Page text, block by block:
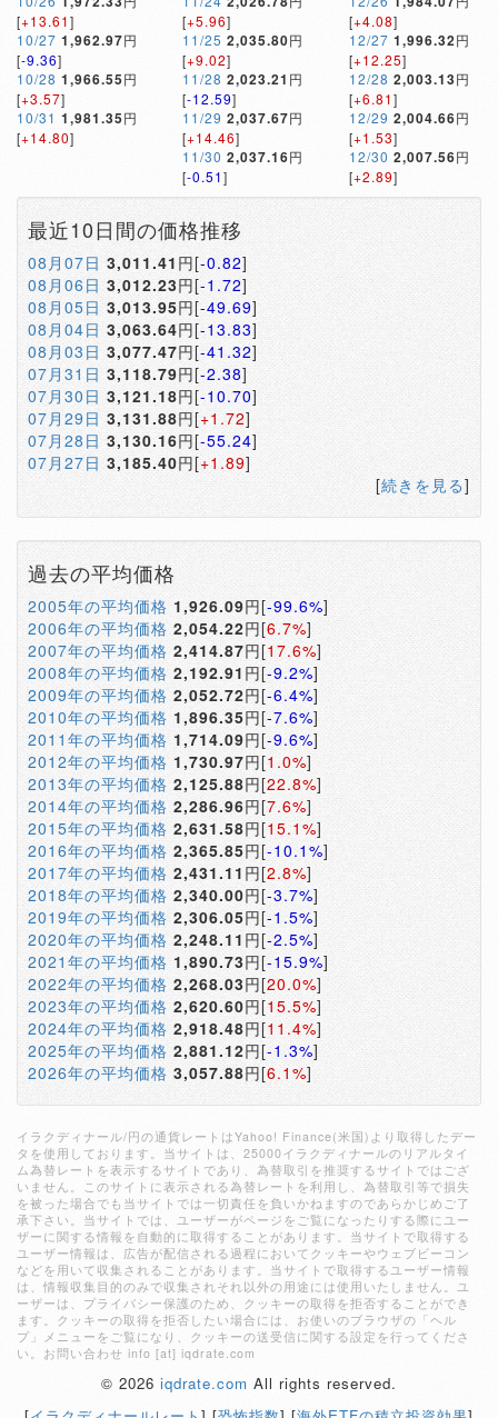
[+13.61]
10/27 1,962.97円
[-9.36]
10/28 1,966.55円
[+3.57]
10/31 1,981.35円
[+14.80]
[+5.96]
11/25 2,035.80円
[+9.02]
11/28 2,023.21 円
[-12.59]
11/29 2,037.67円
[+14.46]
11/30 2,037.16円
[-0.51]
[+4.08]
12/27 1,996.32円
[+12.25]
12/28 2,003.13円
[+6.81]
12/29 2,004.66円
[+1.53]
12/30 2,007.56円
[+2.89]
最近10日間の価格推移
08月07日 3,011.41 円[-0.82]
08月06日 3,012.23円[-1.72]
08月05日 3,013.95円[-49.69]
08月04日 3,063.64円[-13.83]
08月03日 3,077.47円[-41.32]
07月31日 3,118.79円[-2.38]
07月30日 3,121.18円[-10.70]
07月29日 3,131.88円[+1.72]
07月28日 3,130.16円[-55.24]
07月27日 3,185.40円[+1.89]
[続きを見る]
過去の平均価格
2005年の平均価格 1,926.09円[-99.6%]
2006年の平均価格 2,054.22円[6.7%]
2007年の平均価格 2,414.87円[17.6%]
2008年の平均価格 2,192.91 円[-9.2%]
2009年の平均価格 2,052.72円[-6.4%]
2010年の平均価格 1,896.35円[-7.6%]
2011年の平均価格 1,714.09円[-9.6%]
2012年の平均価格 1,730.97円[1.0%]
2013年の平均価格 2,125.88円[22.8%]
2014年の平均価格 2,286.96円[7.6%]
2015年の平均価格 2,631.58円[15.1%]
2016年の平均価格 2,365.85円[-10.1%]
2017年の平均価格 2,431.11 円[2.8%]
2018年の平均価格 2,340.00円[-3.7%]
2019年の平均価格 2,306.05円[-1.5%]
2020年の平均価格 2,248.11 円[-2.5%]
2021年の平均価格 1,890.73円[-15.9%]
2022年の平均価格 2,268.03円[20.0%]
2023年の平均価格 2,620.60円[15.5%]
2024年の平均価格 2,918.48円[11.4%]
2025年の平均価格 2,881.12円[-1.3%]
2026年の平均価格 3,057.88円[6.1%]
イラクディナール/円の通貨レートはYahoo! Finance(米国)より取得したデー
タを使用しております。当サイトは、25000イラクディナールのリアルタイ
ム為替レートを表示するサイトであり、為替取引を推奨するサイトではござ
いません。このサイトに表示される為替レートを利用し、為替取引等で損失
を被った場合でも当サイトでは一切責任を負いかねますのであらかじめご了
承下さい。当サイトでは、ユーザーがページをご覧になったりする際にユー
ザーに関する情報を自動的に取得することがあります。当サイトで取得する
ユーザー情報は、広告が配信される過程においてクッキーやウェブビーコン
などを用いて収集されることがあります。当サイトで取得するユーザー情報
は、情報収集目的のみで収集されそれ以外の用途には使用いたしません。ユ
ーザーは、プライバシー保護のため、クッキーの取得を拒否することができ
ます。クッキーの取得を拒否したい場合には、お使いのブラウザの「ヘル
プ」メニューをご覧になり、クッキーの送受信に関する設定を行ってくださ
い。お問い合わせ info [at] iqdrate.com
© 2026 iqdrate.com All rights reserved.